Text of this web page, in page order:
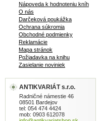
Nápoveda k hodnoteniu kníh
O nás
Darčeková poukážka
Ochrana súkromia
Obchodné podmienky
Reklamácie
Mapa stránok
Požiadavka na knihu
Zasielanie noviniek
ANTIKVARIÁT s.r.o.
Radničné námestie 46
08501 Bardejov
tel: 054 474 4424
mob: 0903 612078